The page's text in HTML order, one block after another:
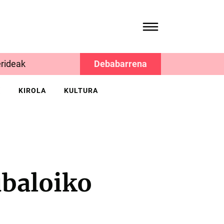
Debabarrena
KIROLA KULTURA